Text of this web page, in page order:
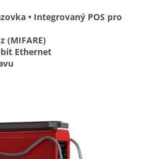
• Integrovaný POS pro
(MIFARE)
Ethernet